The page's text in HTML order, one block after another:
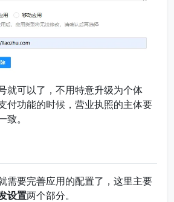
就可以了，不用特意升级为个体
付功能的时候，营业执照的主体要
致。
需要完善应用的配置了，这里主要
设置两个部分。